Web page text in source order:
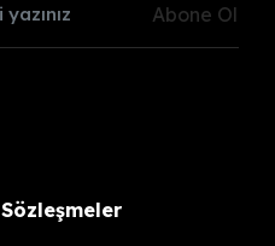
Abone Ol
Sözleşmeler